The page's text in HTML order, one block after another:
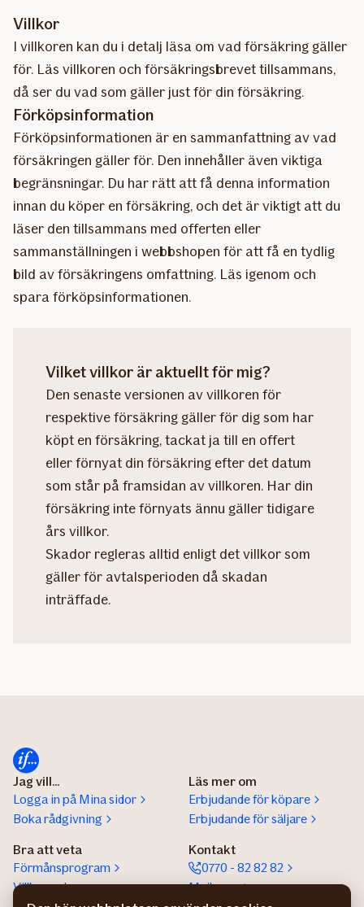
Villkor
I villkoren kan du i detalj läsa om vad försäkring gäller
för. Läs villkoren och försäkringsbrevet tillsammans,
då ser du vad som gäller just för din försäkring.
Förköpsinformation
Förköpsinformationen är en sammanfattning av vad
försäkringen gäller för. Den innehåller även viktiga
begränsningar. Du har rätt att få denna information
innan du köper en försäkring, och det är viktigt att du
läser den tillsammans med offerten eller
sammanställningen i webbshopen för att få en tydlig
bild av försäkringens omfattning. Läs igenom och
spara förköpsinformationen.
Vilket villkor är aktuellt för mig?
Den senaste versionen av villkoren för
respektive försäkring gäller för dig som har
köpt en försäkring, tackat ja till en offert
eller förnyat din försäkring efter det datum
som står på framsidan av villkoren. Har din
försäkring inte förnyats ännu gäller tidigare
års villkor.
Skador regleras alltid enligt det villkor som
gäller för avtalsperioden då skadan
inträffade.
Jag vill...
Logga in på Mina sidor
Boka rådgivning
Läs mer om
Erbjudande för köpare
Erbjudande för säljare
Bra att veta
Förmånsprogram
Villkor och
Kontakt
0770 - 82 82 82
Mejla oss